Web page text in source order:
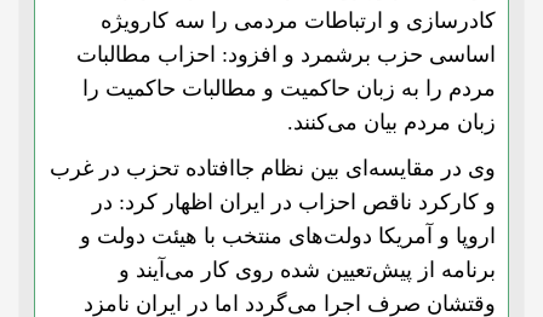
کادر‌سازی و ارتباطات مردمی را سه کار‌ویژه
اساسی حزب برشمرد و افزود: احزاب مطالبات
مردم را به زبان حاکمیت و مطالبات حاکمیت را
زبان مردم بیان می‌کنند.
وی در مقایسه‌ای بین نظام جاافتاده تحزب در غرب
و کارکرد ناقص احزاب در ایران اظهار کرد: در
اروپا و آمریکا دولت‌های منتخب با هیئت دولت و
برنامه از پیش‌تعیین شده روی کار می‌آیند و
وقتشان صرف اجرا می‌گردد اما در ایران نامزد